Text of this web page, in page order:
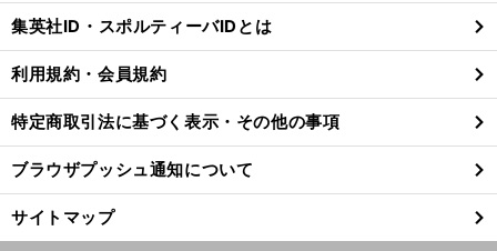
る
集英社ID・スポルティーバIDとは
利用規約・会員規約
特定商取引法に基づく表示・その他の事項
ブラウザプッシュ通知について
サイトマップ